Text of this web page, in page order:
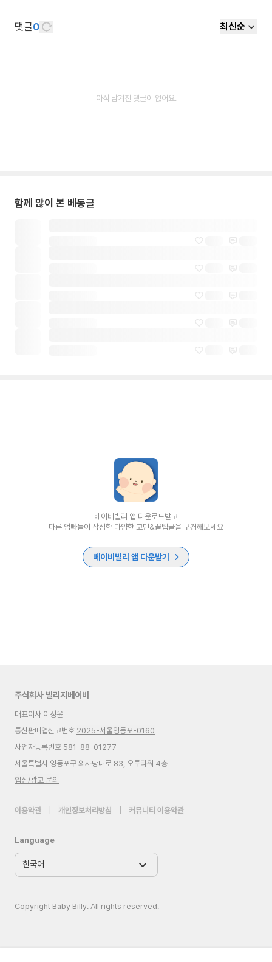
댓글0 최신순
아직 남겨진 댓글이 없어요.
함께 많이 본 베동글
베이비빌리 앱 다운로드받고
다른 엄빠들이 작성한 다양한 고민&꿀팁글을 구경해보세요
베이비빌리 앱 다운받기
주식회사 빌리지베이비
대표이사 이정윤
통신판매업신고번호 2025-서울영등포-0160
사업자등록번호 581-88-01277
서울특별시 영등포구 의사당대로 83, 오투타워 4층
입점/광고 문의
이용약관 개인정보처리방침 커뮤니티 이용약관
Language
Copyright Baby Billy. All rights reserved.